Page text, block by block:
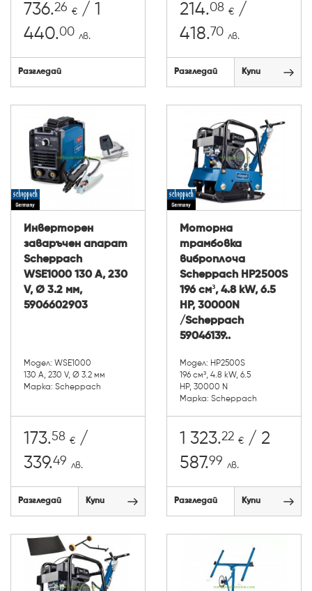
736.26 € / 1
440.00 лв.
Разгледай
214.08 € /
418.70 лв.
Разгледай Купи
Инверторен
заваръчен апарат
Scheppach
WSE1000 130 A, 230
V, Ø 3.2 мм,
5906602903
Модел: WSE1000
130 A, 230 V, Ø 3.2 мм
Марка: Scheppach
173.58 € /
339.49 лв.
Разгледай Купи
Моторна
трамбовка
виброплоча
Scheppach HP2500S
196 см³, 4.8 kW, 6.5
HP, 30000N
/Scheppach
59046139..
Модел: HP2500S
196 см³, 4.8 kW, 6.5
HP, 30000 N
Марка: Scheppach
1 323.22 € / 2
587.99 лв.
Разгледай Купи